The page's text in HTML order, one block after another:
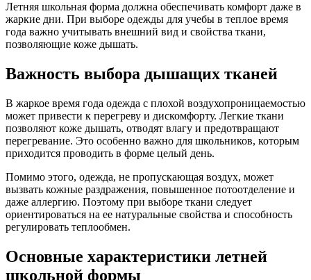
Летняя школьная форма должна обеспечивать комфорт даже в
жаркие дни. При выборе одежды для учебы в теплое время
года важно учитывать внешний вид и свойства ткани,
позволяющие коже дышать.
Важность выбора дышащих тканей
В жаркое время года одежда с плохой воздухопроницаемостью
может привести к перегреву и дискомфорту. Легкие ткани
позволяют коже дышать, отводят влагу и предотвращают
перегревание. Это особенно важно для школьников, которым
приходится проводить в форме целый день.
Помимо этого, одежда, не пропускающая воздух, может
вызвать кожные раздражения, повышенное потоотделение и
даже аллергию. Поэтому при выборе ткани следует
ориентироваться на ее натуральные свойства и способность
регулировать теплообмен.
Основные характеристики летней
школьной формы